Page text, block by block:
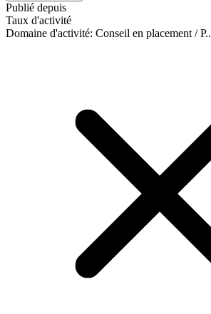
Publié depuis
Taux d'activité
Domaine d'activité: Conseil en placement / P..